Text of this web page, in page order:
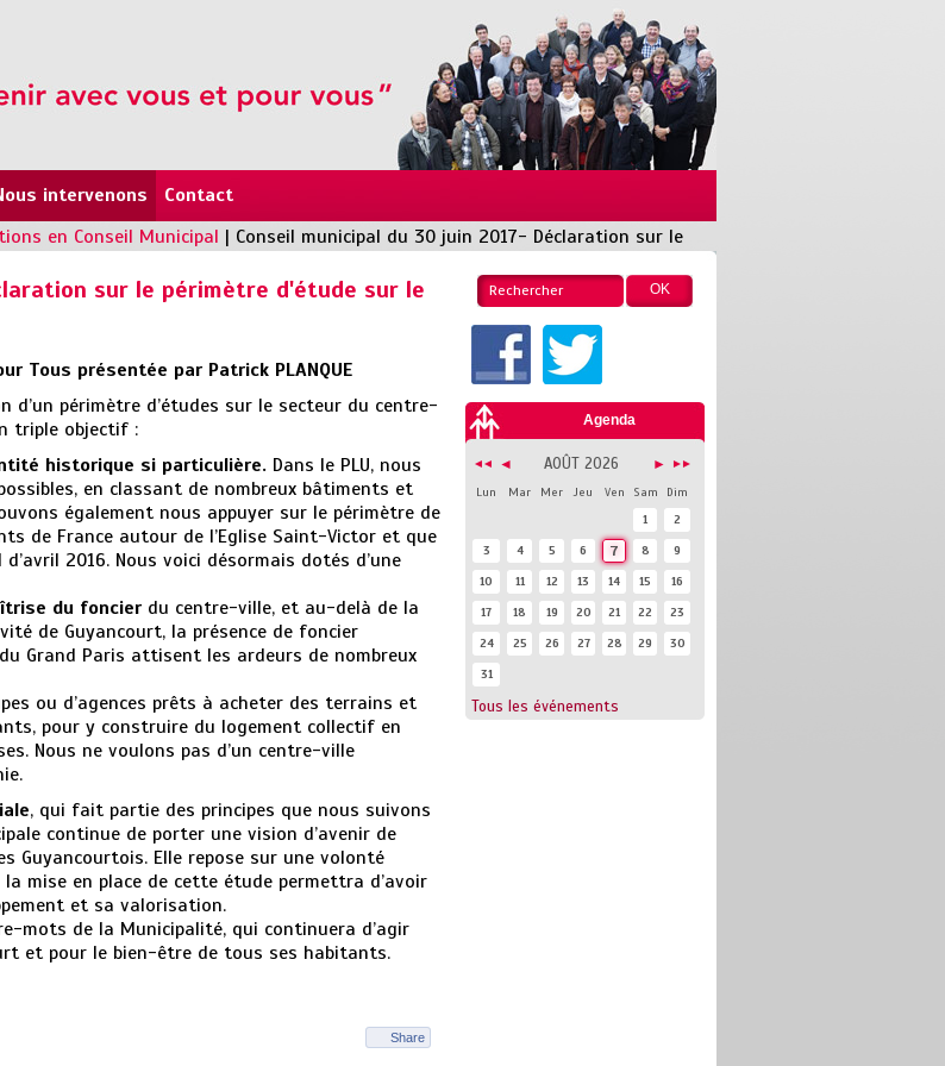
intervenons
Contact
en Conseil Municipal | Conseil municipal du 30 juin 2017- Déclaration sur le
Agenda
◄◄ ◄ ►►
►
AOÛT 2026
Lun Mar Mer Jeu Ven Sam
Dim
1
2
3
4 5 6 7 8
9
10
11 12 13 14 15
16
17
18 19 20 21 22
23
24
25 26 27 28 29
30
31
Tous les événements
sur le périmètre d'étude sur le
Tous présentée par Patrick PLANQUE
d’un périmètre d’études sur le secteur du centre-
triple objectif :
historique si particulière. Dans le PLU, nous
en classant de nombreux bâtiments et
également nous appuyer sur le périmètre de
de France autour de l’Eglise Saint-Victor et que
2016. Nous voici désormais dotés d’une
du foncier du centre-ville, et au-delà de la
de Guyancourt, la présence de foncier
Grand Paris attisent les ardeurs de nombreux
ou d’agences prêts à acheter des terrains et
pour y construire du logement collectif en
Nous ne voulons pas d’un centre-ville
, qui fait partie des principes que nous suivons
continue de porter une vision d’avenir de
Guyancourtois. Elle repose sur une volonté
mise en place de cette étude permettra d’avoir
et sa valorisation.
mots de la Municipalité, qui continuera d’agir
et pour le bien-être de tous ses habitants.
Share